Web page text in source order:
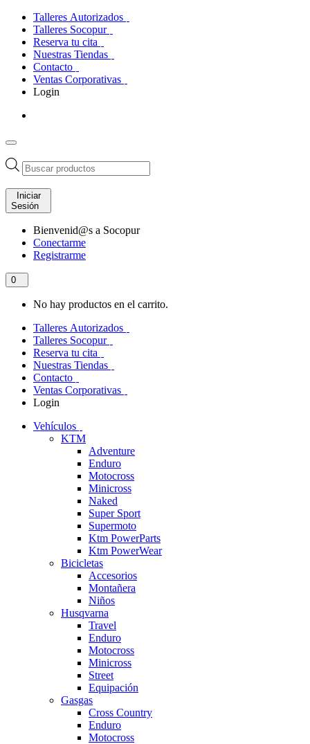
Talleres Autorizados
Talleres Socopur
Reserva tu cita
Nuestras Tiendas
Contacto
Ventas Corporativas
Login
Búsqueda
de
productos
Iniciar
Sesión
Bienvenid@s a Socopur
Conectarme
Registrarme
0
No hay productos en el carrito.
Talleres Autorizados
Talleres Socopur
Reserva tu cita
Nuestras Tiendas
Contacto
Ventas Corporativas
Login
Vehículos
KTM
Adventure
Enduro
Motocross
Minicross
Naked
Super Sport
Supermoto
Ktm PowerParts
Ktm PowerWear
Bicicletas
Accesorios
Montañera
Niños
Husqvarna
Travel
Enduro
Motocross
Minicross
Street
Equipación
Gasgas
Cross Country
Enduro
Motocross